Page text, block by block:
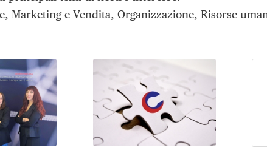
e Vendita, Organizzazione, Risorse